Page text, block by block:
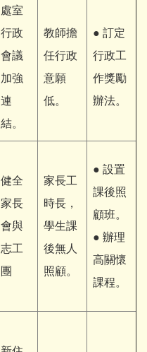
處室
行政
會議
加強
連
結。
教師擔
任行政
意願
低。
● 訂定
行政工
作獎勵
辦法。
健全
家長
會與
志工
團
家長工
時長，
學生課
後無人
照顧。
● 設置
課後照
顧班。
● 辦理
高關懷
課程。